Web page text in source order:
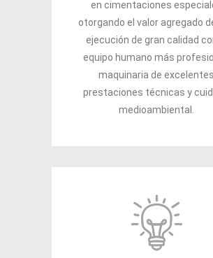
en cimentaciones
otorgando el valor agregado
ejecución de gran calidad
equipo humano más
maquinaria de excelentes
prestaciones técnicas y
medioambiental.